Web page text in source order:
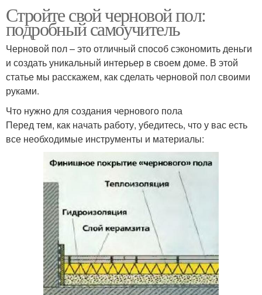
Стройте свой черновой пол:
подробный самоучитель
Черновой пол – это отличный способ сэкономить деньги
и создать уникальный интерьер в своем доме. В этой
статье мы расскажем, как сделать черновой пол своими
руками.
Что нужно для создания чернового пола
Перед тем, как начать работу, убедитесь, что у вас есть
все необходимые инструменты и материалы: